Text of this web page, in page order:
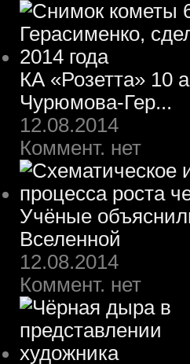
КА «Розетта» 10
Чурюмова-Гер...
12.08.2014
Коммент. нет
Учёные
Вселенной
12.08.2014
Коммент. нет